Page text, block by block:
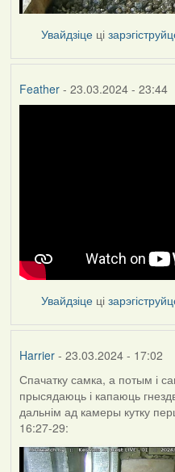
Увайдзіце ці
Feather- 23.03.2024 - 23:44
Увайдзіце ці
Harrier- 23.03.2024 - 17:02
Спачатку самка, а потым і
прысядаюць і капаюць
дальнім ад камеры кутку
16:27-29: